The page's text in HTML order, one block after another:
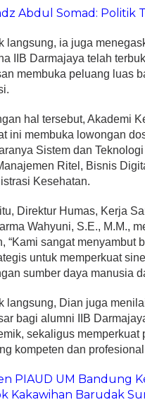
Abdul Somad: Politik
langsung, ia juga
IIB Darmajaya telah
membuka peluang luas
hal tersebut, Akademi
ini membuka lowongan
Sistem dan
Ritel, Bisnis
Kesehatan.
Direktur Humas, Kerja
Wahyuni, S.E., M.M.,
“Kami sangat menyambut
untuk memperkuat
sumber daya manusia
langsung, Dian juga
bagi alumni IIB
sekaligus
kompeten dan
PIAUD UM Bandung
Kakawihan Barudak